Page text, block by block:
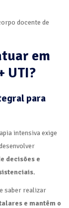
docente de
em
UTI?
para
intensiva exige
decisões e
saber realizar
e mantêm o